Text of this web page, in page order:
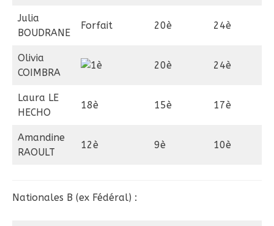
Julia
BOUDRANE
Forfait 20è 24è
Olivia
COIMBRA
20è 24è
Laura LE
HECHO
18è 15è 17è
Amandine
RAOULT
12è 9è 10è
Nationales B (ex Fédéral) :